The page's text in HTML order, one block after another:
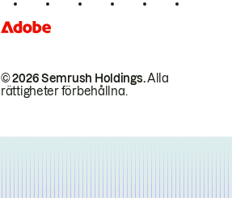
© 2026 Semrush Holdings.Alla
rättigheter förbehållna.